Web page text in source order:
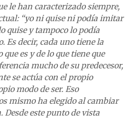
le han caracterizado siempre,
“yo ni quise ni podía imitar
quise y tampoco lo podía
Es decir, cada uno tiene la
es y de lo que tiene que
mucho de su predecesor,
se actúa con el propio
modo de ser. Eso
mismo ha elegido al cambiar
Desde este punto de vista